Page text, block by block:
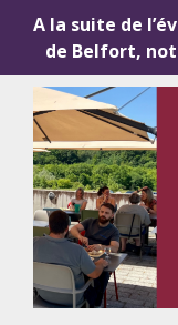
A la suite de
de Belfort,